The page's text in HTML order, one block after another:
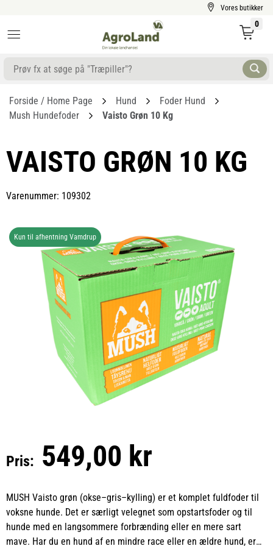
Vores butikker
0
Forside / Home Page Hund
Foder Hund
Mush Hundefoder
Vaisto Grøn 10 Kg
VAISTO GRØN 10 KG
Varenummer: 109302
Kun til afhentning Vamdrup
Pris: 549,00 kr
MUSH Vaisto grøn (okse–gris–kylling) er et komplet fuldfoder til
voksne hunde. Det er særligt velegnet som opstartsfoder og til
hunde med en langsommere forbrænding eller en mere sart
mave. Har du en hund af en mindre race eller en ældre hund, er